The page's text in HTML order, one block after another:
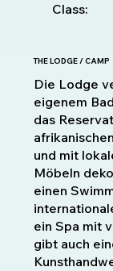
Class:
THE LODGE / CAMP
Die Lodge
eigenem
das
und mit
Möbeln
einen
ein Spa mit
gibt auch